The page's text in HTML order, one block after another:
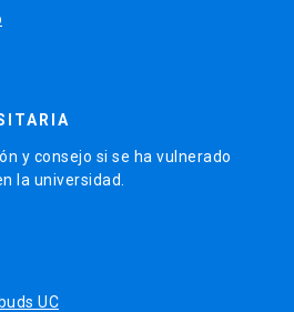
y consejo si se ha vulnerado
la universidad.
UC